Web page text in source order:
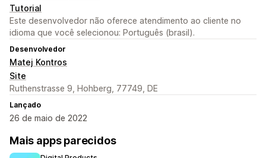
Tutorial
Este desenvolvedor não oferece atendimento ao cliente no
idioma que você selecionou: Português (brasil).
Desenvolvedor
Matej Kontros
Site
Ruthenstrasse 9, Hohberg, 77749, DE
Lançado
26 de maio de 2022
Mais apps parecidos